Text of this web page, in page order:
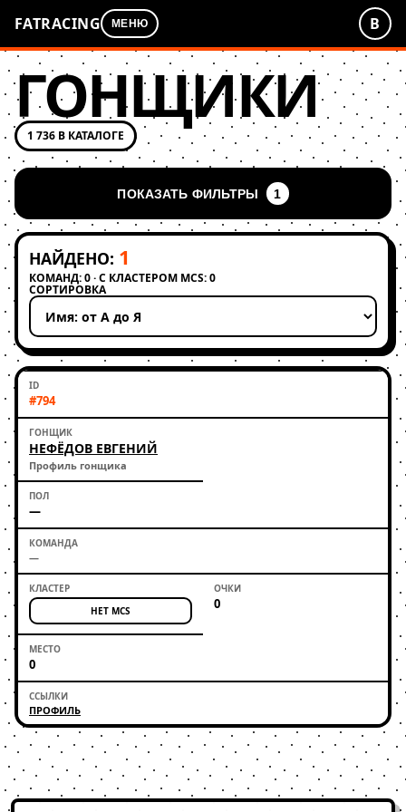
FATRACING МЕНЮ В
ГОНЩИКИ
1 736 В КАТАЛОГЕ
ПОКАЗАТЬ ФИЛЬТРЫ 1
НАЙДЕНО: 1
КОМАНД: 0 · С КЛАСТЕРОМ MCS: 0
СОРТИРОВКА
Применить сортировку
#794
НЕФЁДОВ ЕВГЕНИЙ
Профиль гонщика
—
—
НЕТ MCS 0
0
ПРОФИЛЬ